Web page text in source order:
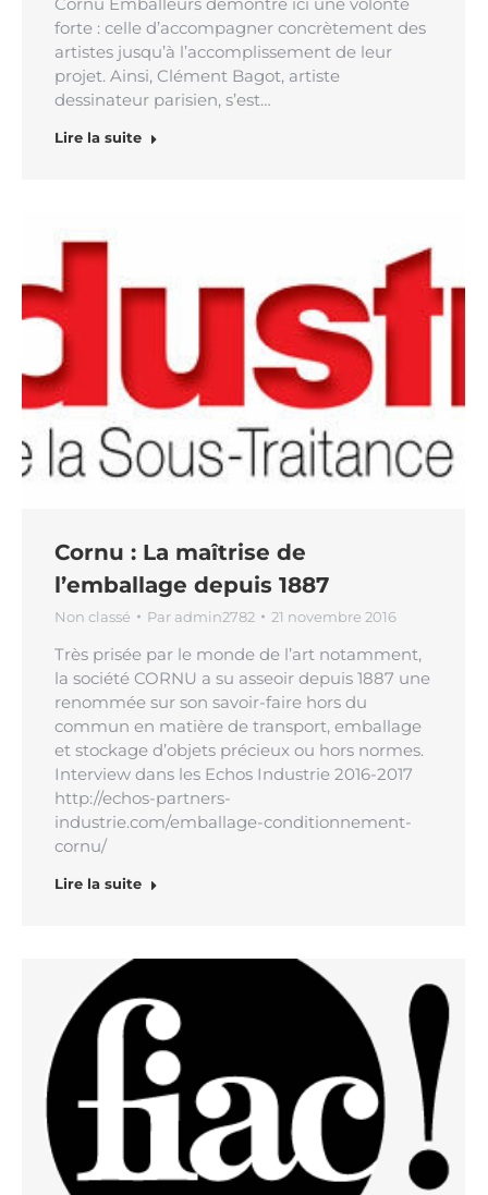
Cornu Emballeurs démontre ici une volonté
forte : celle d’accompagner concrètement des
artistes jusqu’à l’accomplissement de leur
projet. Ainsi, Clément Bagot, artiste
dessinateur parisien, s’est…
Lire la suite
Cornu : La maîtrise de
l’emballage depuis 1887
Non classé Par admin2782 21 novembre 2016
Très prisée par le monde de l’art notamment,
la société CORNU a su asseoir depuis 1887 une
renommée sur son savoir-faire hors du
commun en matière de transport, emballage
et stockage d’objets précieux ou hors normes.
Interview dans les Echos Industrie 2016-2017
http://echos-partners-
industrie.com/emballage-conditionnement-
cornu/
Lire la suite